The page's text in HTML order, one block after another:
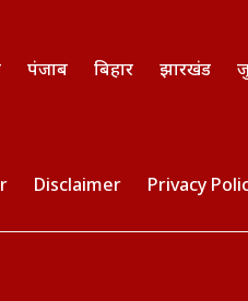
पंजाब बिहार झारखंड
Disclaimer Privacy